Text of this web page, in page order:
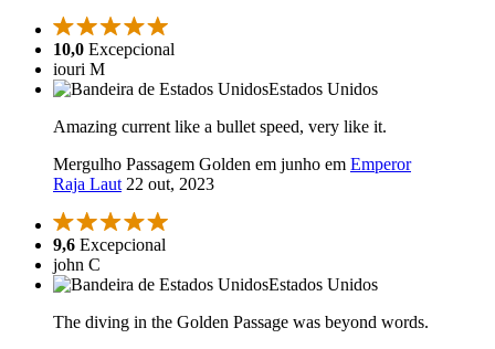
10,0 Excepcional
iouri M
Estados Unidos
Amazing current like a bullet speed, very like it.
Mergulho Passagem Golden em junho em Emperor
Raja Laut 22 out, 2023
9,6 Excepcional
john C
Estados Unidos
The diving in the Golden Passage was beyond words.